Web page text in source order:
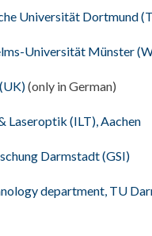
Universität Dortmund
Universität Münster
(only in German)
Laseroptik (ILT), Aachen
Darmstadt (GSI)
department, TU